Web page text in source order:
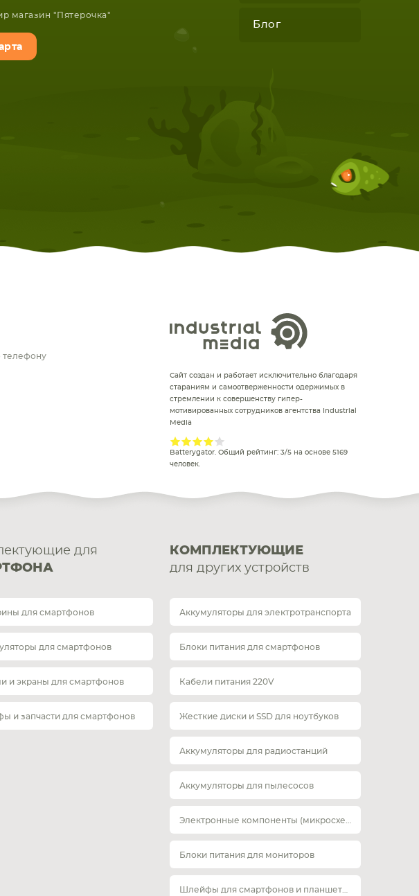
КОМПЛЕКТУЮЩИЕ
магазин "Пятерочка"
Блог
телефону
Сайт создан и работает исключительно благодаря
стараниям и самоотверженности одержимых в
стремлении к совершенству гипер-
мотивированных сотрудников агентства Industrial
Media
Batterygator. Общий рейтинг: 3/5 на основе 5169
человек.
для
для смартфонов
для смартфонов
и экраны для смартфонов
и запчасти для смартфонов
КОМПЛЕКТУЮЩИЕ
для других устройств
Аккумуляторы для электротранспорта
Блоки питания для смартфонов
Кабели питания 220V
Жесткие диски и SSD для ноутбуков
Аккумуляторы для радиостанций
Аккумуляторы для пылесосов
Блоки питания для мониторов